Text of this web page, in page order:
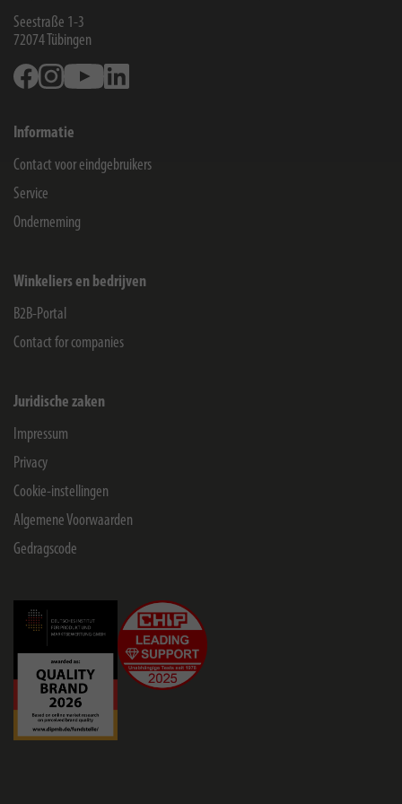
Seestraße 1-3
72074 Tübingen
FacebookInstagramYoutube
Informatie
Contact voor eindgebruikers
Service
Onderneming
Winkeliers en bedrijven
B2B-Portal
Contact for companies
Juridische zaken
Impressum
Privacy
Cookie-instellingen
Algemene Voorwaarden
Gedragscode